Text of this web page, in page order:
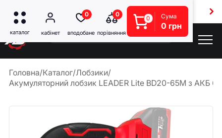
Безкоштовна доставка від 5000 грн
0 0
0 Сума
0 грн
Головна/Каталог/Лобзики/
Акумуляторний лобзик LEADER Lite BD20-65M з АКБ